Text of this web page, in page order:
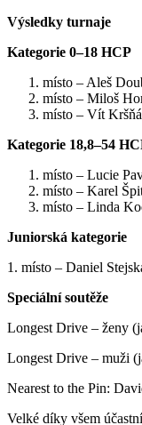
Výsledky turnaje
Kategorie 0–18 HCP
místo – Aleš
místo – Miloš
místo – Vít
Kategorie 18,8–54
místo – Lucie
místo – Karel
místo – Linda
Juniorská kategorie
1. místo – Daniel
Speciální soutěže
Longest Drive – ženy
Longest Drive – muži
Nearest to the Pin:
Velké díky všem